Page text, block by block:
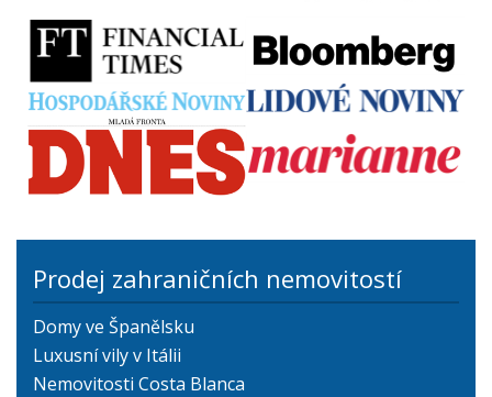
Prodej zahraničních nemovitostí
Domy ve Španělsku
Luxusní vily v Itálii
Nemovitosti Costa Blanca